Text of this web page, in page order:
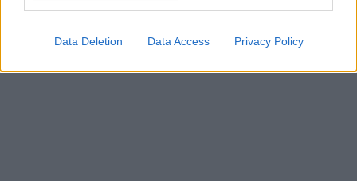
Data Deletion Data Access Privacy Policy